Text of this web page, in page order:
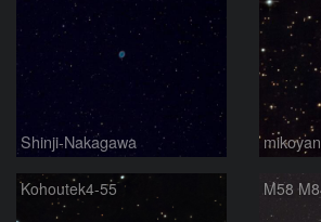
Shinji-Nakagawa mikoyan
Kohoutek4-55